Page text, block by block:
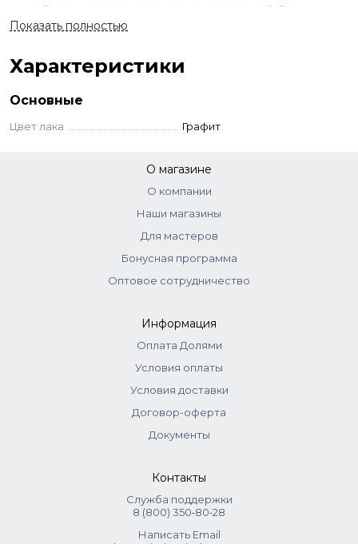
Результат сохраняется в течение 2-3 недель.
Использовать согласно инструкции.
Показать полностью
Характеристики
Основные
Цвет лака Графит
О магазине
О компании
Наши магазины
Для мастеров
Бонусная программа
Оптовое сотрудничество
Информация
Оплата Долями
Условия оплаты
Условия доставки
Договор-оферта
Документы
Контакты
Служба поддержки
8 (800) 350‑80‑28
Написать Email